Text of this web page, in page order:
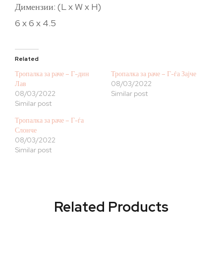
Димензии: (L x W x H)
6 x 6 x 4.5
Related
Тропалка за раче – Г-дин
Лав
08/03/2022
Similar post
Тропалка за раче – Г-ѓа Зајче
08/03/2022
Similar post
Тропалка за раче – Г-ѓа
Слонче
08/03/2022
Similar post
Related Products